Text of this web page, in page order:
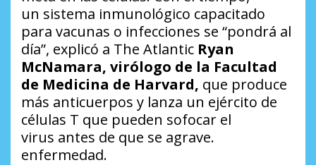
un sistema inmunológico capacitado
para vacunas o infecciones se “pondrá al
día”, explicó a The Atlantic Ryan
McNamara, virólogo de la Facultad
de Medicina de Harvard, que produce
más anticuerpos y lanza un ejército de
células T que pueden sofocar el
virus antes de que se agrave.
enfermedad.